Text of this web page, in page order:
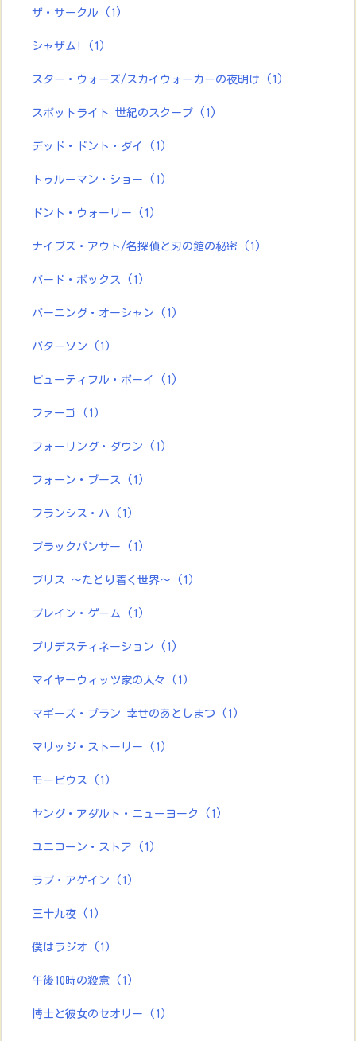
ザ・サークル (1)
シャザム! (1)
スター・ウォーズ/スカイウォーカーの夜明け (1)
スポットライト 世紀のスクープ (1)
デッド・ドント・ダイ (1)
トゥルーマン・ショー (1)
ドント・ウォーリー (1)
ナイブズ・アウト/名探偵と刃の館の秘密 (1)
バード・ボックス (1)
バーニング・オーシャン (1)
パターソン (1)
ビューティフル・ボーイ (1)
ファーゴ (1)
フォーリング・ダウン (1)
フォーン・ブース (1)
フランシス・ハ (1)
ブラックパンサー (1)
ブリス ～たどり着く世界～ (1)
ブレイン・ゲーム (1)
プリデスティネーション (1)
マイヤーウィッツ家の人々 (1)
マギーズ・プラン 幸せのあとしまつ (1)
マリッジ・ストーリー (1)
モービウス (1)
ヤング・アダルト・ニューヨーク (1)
ユニコーン・ストア (1)
ラブ・アゲイン (1)
三十九夜 (1)
僕はラジオ (1)
午後10時の殺意 (1)
博士と彼女のセオリー (1)